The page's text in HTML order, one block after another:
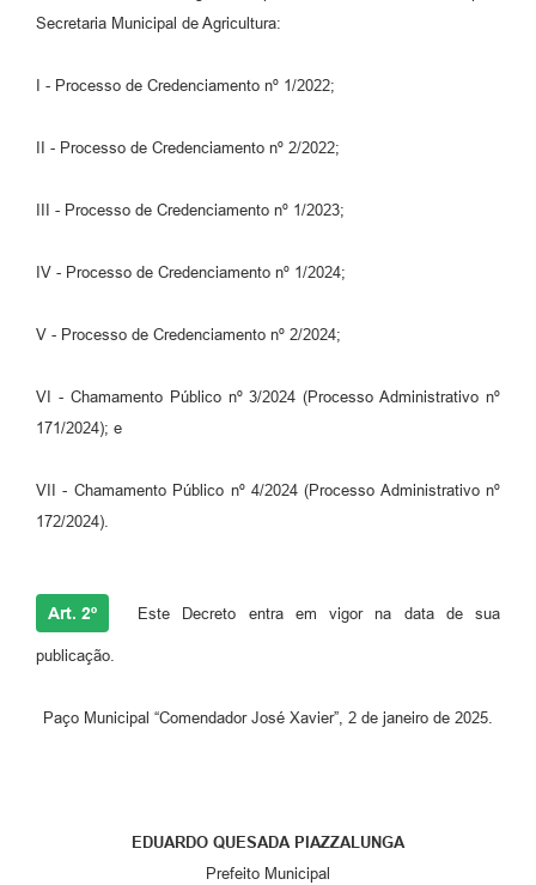
Secretaria Municipal de Agricultura:
I - Processo de Credenciamento nº 1/2022;
II - Processo de Credenciamento nº 2/2022;
III - Processo de Credenciamento nº 1/2023;
IV - Processo de Credenciamento nº 1/2024;
V - Processo de Credenciamento nº 2/2024;
VI - Chamamento Público nº 3/2024 (Processo Administrativo nº
171/2024); e
VII - Chamamento Público nº 4/2024 (Processo Administrativo nº
172/2024).
Art. 2º Este Decreto entra em vigor na data de sua
publicação.
Paço Municipal “Comendador José Xavier”, 2 de janeiro de 2025.
EDUARDO QUESADA PIAZZALUNGA
Prefeito Municipal